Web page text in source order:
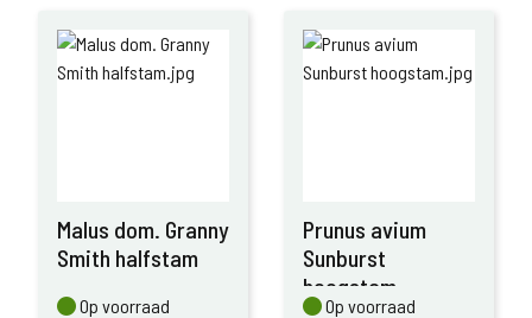
Malus dom. Granny
Smith halfstam
Op voorraad
Op voorraad
Prunus avium
Sunburst
hoogstam
Op voorraad
Op voorraad